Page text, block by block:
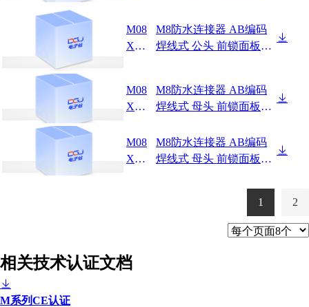
M08
XXX
M8防水连接器 AB编码
焊线式 公头 前锁面板式
M08
XXX
27
M8防水连接器 AB编码
焊线式 母头 前锁面板式
M08
XXX
M8防水连接器 AB编码
焊线式 母头 前锁面板式
1 2
相关技术认证文档
M系列CE认证